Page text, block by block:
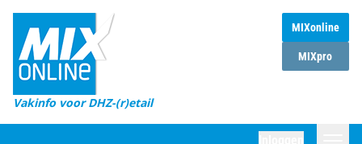
MIXonline
MIXpro
Vakinfo voor DHZ-(r)etail
Home
Magazines